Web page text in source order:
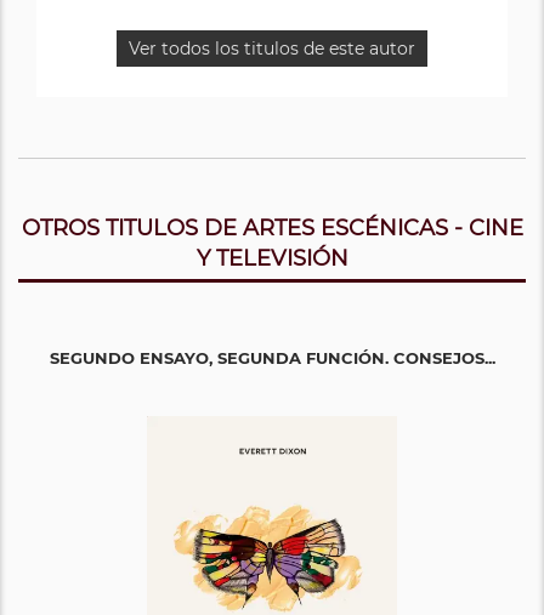
Ver todos los titulos de este autor
OTROS TITULOS DE ARTES ESCÉNICAS - CINE
Y TELEVISIÓN
SEGUNDO ENSAYO, SEGUNDA FUNCIÓN. CONSEJOS...